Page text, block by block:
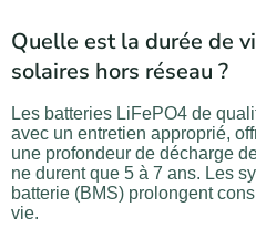
Quelle est la durée de
solaires hors réseau ?
Les batteries LiFePO4 de
avec un entretien approprié,
une profondeur de décharge
ne durent que 5 à 7 ans. Les
batterie (BMS) prolongent
vie.